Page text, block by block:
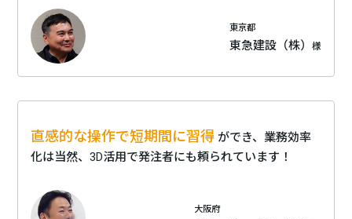
東京都
東急建設（株） 様
直感的な操作で短期間に習得 ができ、業務効率
化は当然、3D活用で発注者にも頼られています！
大阪府